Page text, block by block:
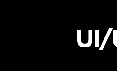
UI/